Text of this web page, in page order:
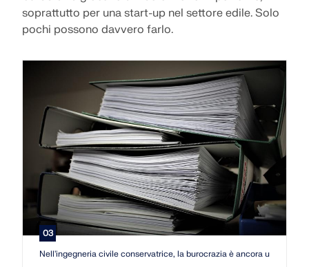
soprattutto per una start-up nel settore edile. Solo
pochi possono davvero farlo.
03
Nell'ingegneria civile conservatrice, la burocrazia è ancora un